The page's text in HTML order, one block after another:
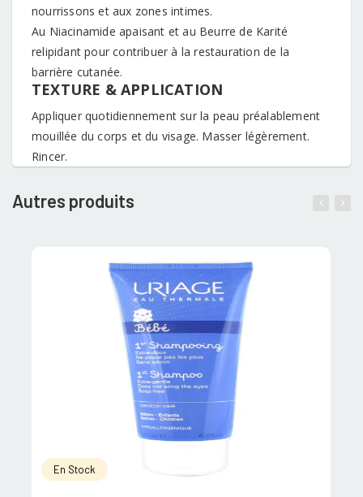
nourrissons et aux zones intimes.
Au Niacinamide apaisant et au Beurre de Karité
relipidant pour contribuer à la restauration de la
barrière cutanée.
TEXTURE & APPLICATION
Appliquer quotidiennement sur la peau préalablement
mouillée du corps et du visage. Masser légèrement.
Rincer.
Autres produits
En Stock